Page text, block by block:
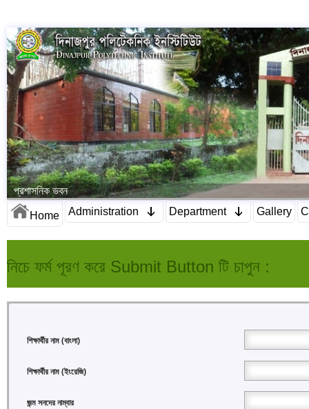
প্রশাসনিক ভবন
Home Administration Department Gallery
নিচে ফর্ম পূরণ করে Submit Button টি চাপুন :
শিক্ষার্থীর নাম (বাংলা)
শিক্ষার্থীর নাম (ইংরেজি)
জন্ম সনদের নাম্বার